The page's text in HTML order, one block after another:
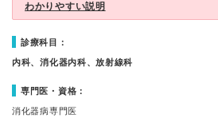
わかりやすい説明
診療科目：
内科、消化器内科、放射線科
専門医・資格：
消化器病専門医